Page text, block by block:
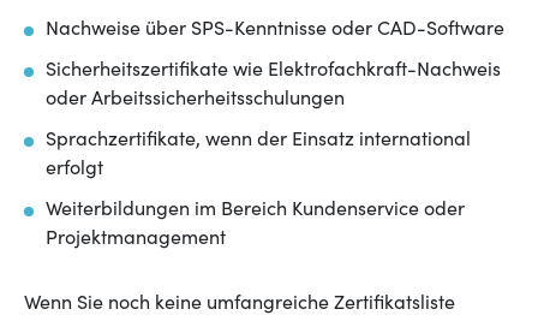
Nachweise über SPS-Kenntnisse oder CAD-Software
Sicherheitszertifikate wie Elektrofachkraft-Nachweis
oder Arbeitssicherheitsschulungen
Sprachzertifikate, wenn der Einsatz international
erfolgt
Weiterbildungen im Bereich Kundenservice oder
Projektmanagement
Wenn Sie noch keine umfangreiche Zertifikatsliste